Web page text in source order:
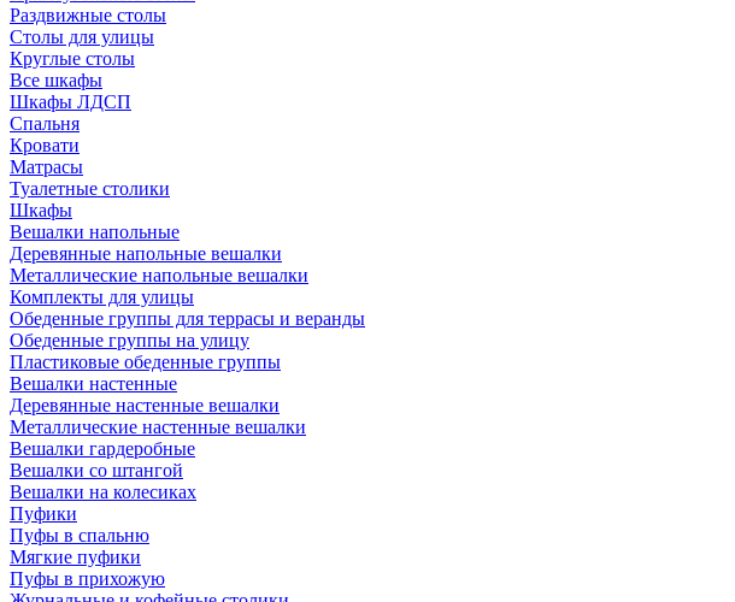
Раздвижные столы
Столы для улицы
Круглые столы
Все шкафы
Шкафы ЛДСП
Спальня
Кровати
Матрасы
Туалетные столики
Шкафы
Вешалки напольные
Деревянные напольные вешалки
Металлические напольные вешалки
Комплекты для улицы
Обеденные группы для террасы и веранды
Обеденные группы на улицу
Пластиковые обеденные группы
Вешалки настенные
Деревянные настенные вешалки
Металлические настенные вешалки
Вешалки гардеробные
Вешалки со штангой
Вешалки на колесиках
Пуфики
Пуфы в спальню
Мягкие пуфики
Пуфы в прихожую